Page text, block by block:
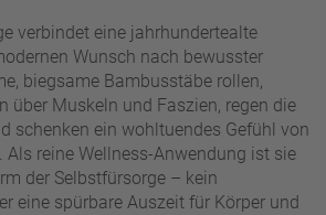
verbindet eine jahrhundertealte
Wunsch nach bewusster
biegsame Bambusstäbe rollen,
über Muskeln und Faszien, regen die
schenken ein wohltuendes Gefühl von
reine Wellness-Anwendung ist sie
der Selbstfürsorge – kein
eine spürbare Auszeit für Körper und